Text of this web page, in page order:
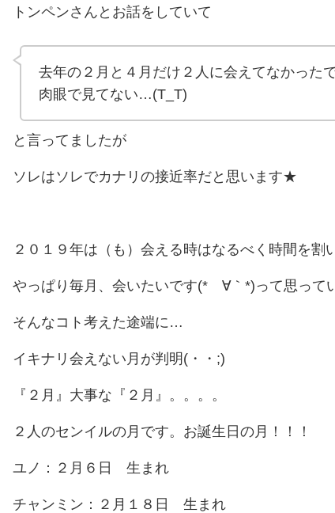
トンペンさんとお話をしていて
去年の２月と４月だけ２人に会えてなかったで
肉眼で見てない…(T_T)
と言ってましたが
ソレはソレでカナリの接近率だと思います★
２０１９年は（も）会える時はなるべく時間を割
やっぱり毎月、会いたいです(*´∀｀*)って思って
そんなコト考えた途端に…
イキナリ会えない月が判明(・・;)
『２月』大事な『２月』。。。。
２人のセンイルの月です。お誕生日の月！！！
ユノ：２月６日 生まれ
チャンミン：２月１８日 生まれ